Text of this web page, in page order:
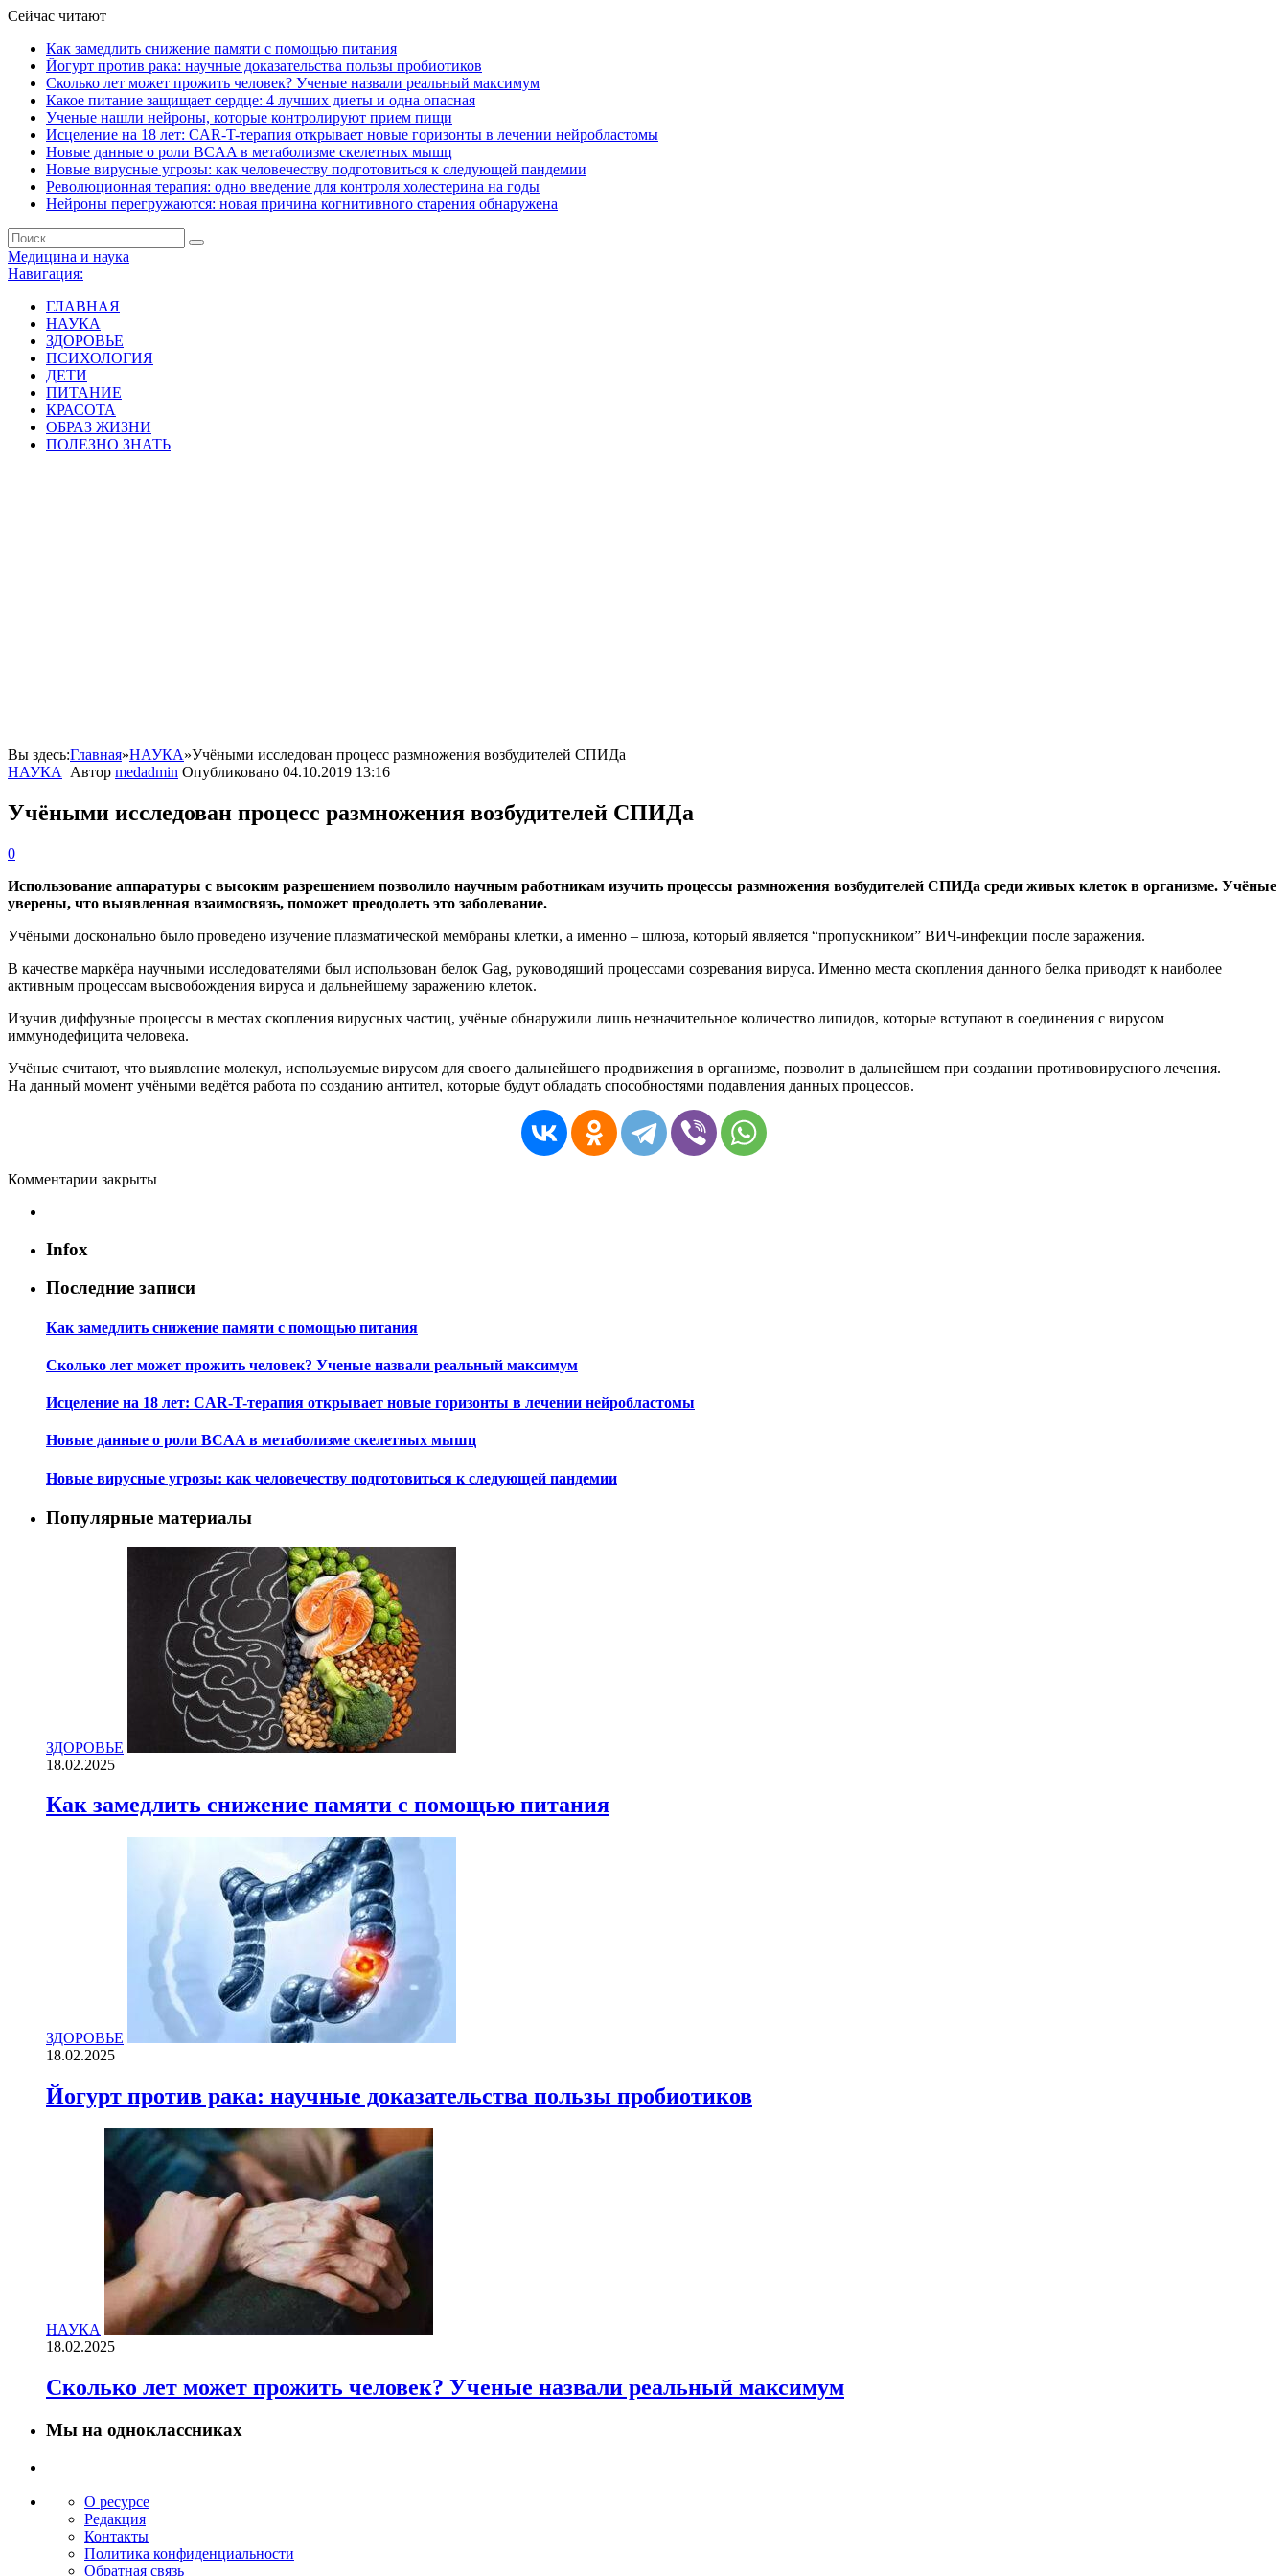
Сейчас читают
Как замедлить снижение памяти с помощью питания
Йогурт против рака: научные доказательства пользы пробиотиков
Сколько лет может прожить человек? Ученые назвали реальный максимум
Какое питание защищает сердце: 4 лучших диеты и одна опасная
Ученые нашли нейроны, которые контролируют прием пищи
Исцеление на 18 лет: CAR-T-терапия открывает новые горизонты в лечении нейробластомы
Новые данные о роли BCAA в метаболизме скелетных мышц
Новые вирусные угрозы: как человечеству подготовиться к следующей пандемии
Революционная терапия: одно введение для контроля холестерина на годы
Нейроны перегружаются: новая причина когнитивного старения обнаружена
Медицина и наука
Навигация:
ГЛАВНАЯ
НАУКА
ЗДОРОВЬЕ
ПСИХОЛОГИЯ
ДЕТИ
ПИТАНИЕ
КРАСОТА
ОБРАЗ ЖИЗНИ
ПОЛЕЗНО ЗНАТЬ
Вы здесь:Главная»НАУКА»Учёными исследован процесс размножения возбудителей СПИДа
НАУКА
Автор medadmin Опубликовано 04.10.2019 13:16
Учёными исследован процесс размножения возбудителей СПИДа
0
Использование аппаратуры с высоким разрешением позволило научным работникам изучить процессы размножения возбудителей СПИДа среди живых клеток в организме. Учёные
уверены, что выявленная взаимосвязь, поможет преодолеть это заболевание.
Учёными досконально было проведено изучение плазматической мембраны клетки, а именно – шлюза, который является “пропускником” ВИЧ-инфекции после заражения.
В качестве маркёра научными исследователями был использован белок Gag, руководящий процессами созревания вируса. Именно места скопления данного белка приводят к наиболее
активным процессам высвобождения вируса и дальнейшему заражению клеток.
Изучив диффузные процессы в местах скопления вирусных частиц, учёные обнаружили лишь незначительное количество липидов, которые вступают в соединения с вирусом
иммунодефицита человека.
Учёные считают, что выявление молекул, используемые вирусом для своего дальнейшего продвижения в организме, позволит в дальнейшем при создании противовирусного лечения.
На данный момент учёными ведётся работа по созданию антител, которые будут обладать способностями подавления данных процессов.
Комментарии закрыты
Infox
Последние записи
Как замедлить снижение памяти с помощью питания
Сколько лет может прожить человек? Ученые назвали реальный максимум
Исцеление на 18 лет: CAR-T-терапия открывает новые горизонты в лечении нейробластомы
Новые данные о роли BCAA в метаболизме скелетных мышц
Новые вирусные угрозы: как человечеству подготовиться к следующей пандемии
Популярные материалы
ЗДОРОВЬЕ
18.02.2025
Как замедлить снижение памяти с помощью питания
ЗДОРОВЬЕ
18.02.2025
Йогурт против рака: научные доказательства пользы пробиотиков
НАУКА
18.02.2025
Сколько лет может прожить человек? Ученые назвали реальный максимум
Мы на одноклассниках
О ресурсе
Редакция
Контакты
Политика конфиденциальности
Обратная связь